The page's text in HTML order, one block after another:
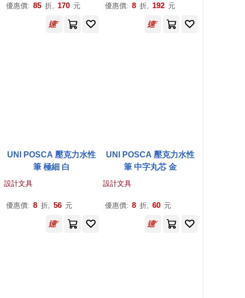
優惠價: 85 折, 170 元 優惠價: 8 折, 192 元
UNI POSCA 壓克力水性
筆 極細 白
設計文具
優惠價: 8 折, 56 元
UNI POSCA 壓克力水性
筆 中字丸芯 金
設計文具
優惠價: 8 折, 60 元